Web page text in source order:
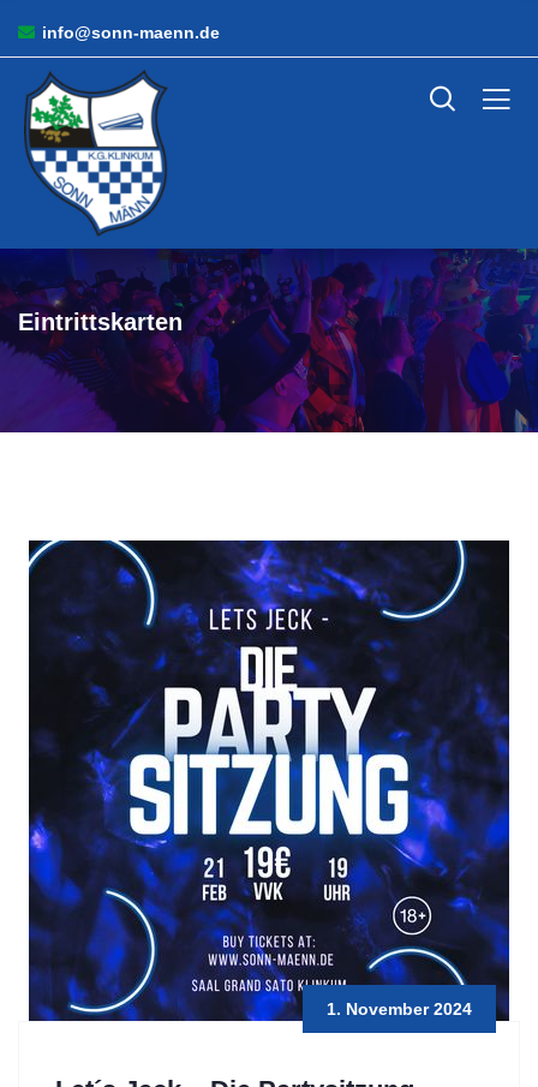
info@sonn-maenn.de
Eintrittskarten
1. November 2024